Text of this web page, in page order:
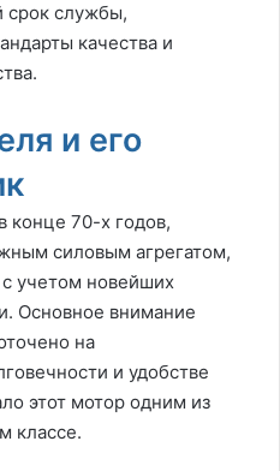
срок службы,
качества и
и его
70-х годов,
силовым агрегатом,
учетом новейших
Основное внимание
на
и удобстве
этот мотор одним из
классе.